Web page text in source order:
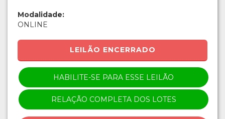
Modalidade:
ONLINE
LEILÃO ENCERRADO
HABILITE-SE PARA ESSE LEILÃO
RELAÇÃO COMPLETA DOS LOTES